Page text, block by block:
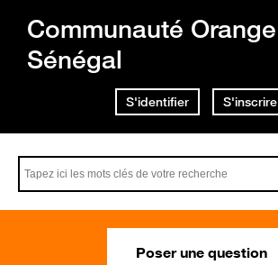
Communauté Orange
Sénégal
S'identifier S'inscrire
Poser une question